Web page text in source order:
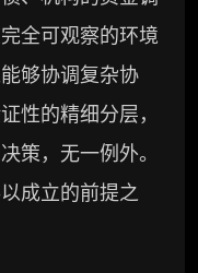
全可观察的环境
够协调复杂协
性的精细分层，
策，无一例外。
成立的前提之